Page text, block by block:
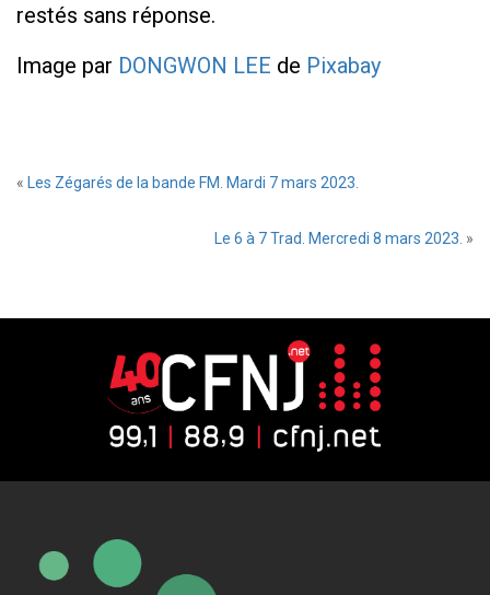
restés sans réponse.
Image par DONGWON LEE de Pixabay
« Les Zégarés de la bande FM. Mardi 7 mars 2023.
Le 6 à 7 Trad. Mercredi 8 mars 2023. »